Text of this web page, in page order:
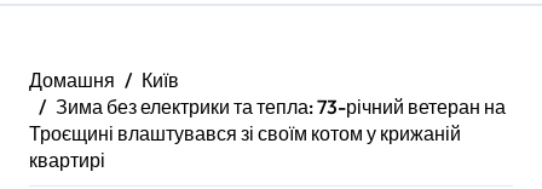
Домашня
Київ
Зима без електрики та тепла: 73-річний ветеран на
Троєщині влаштувався зі своїм котом у крижаній
квартирі